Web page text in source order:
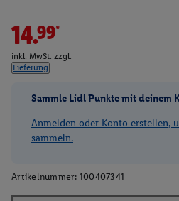
14.99*
inkl. MwSt. zzgl.
Lieferung
Sammle Lidl Punkte mit deinem
Anmelden oder Konto erstellen,
sammeln.
Artikelnummer: 100407341